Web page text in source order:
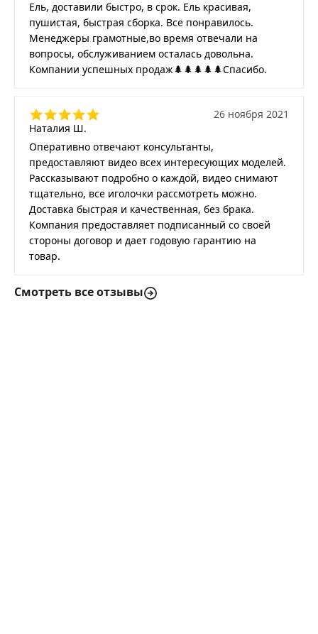
Ель, доставили быстро, в срок. Ель красивая,
пушистая, быстрая сборка. Все понравилось.
Менеджеры грамотные,во время отвечали на
вопросы, обслуживанием осталась довольна.
Компании успешных продаж🌲🌲🌲🌲🌲Спасибо.
Наталия Ш.
26 ноября 2021
Оперативно отвечают консультанты,
предоставляют видео всех интересующих моделей.
Рассказывают подробно о каждой, видео снимают
тщательно, все иголочки рассмотреть можно.
Доставка быстрая и качественная, без брака.
Компания предоставляет подписанный со своей
стороны договор и дает годовую гарантию на
товар.
Смотреть все отзывы